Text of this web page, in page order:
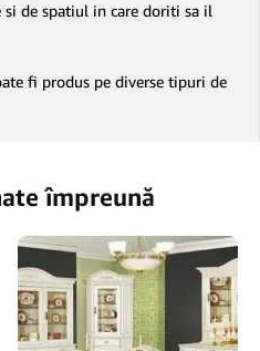
de spatiul in care doriti sa il
fi produs pe diverse tipuri de
împreună